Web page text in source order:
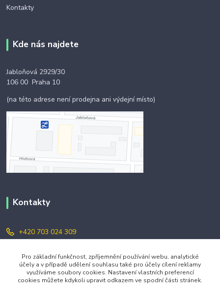
Kontakty
Kde nás najdete
Jabloňová 2929/30
106 00 Praha 10
(na této adrese není prodejna ani výdejní místo)
Kontakty
+420 703 024 309
objednavky@zavazuj.cz
Pro základní funkčnost, zpříjemnění používání webu, analytické
účely a v případě udělení souhlasu také pro účely cílení reklamy
využíváme soubory cookies. Nastavení vlastních preferencí
cookies můžete kdykoli upravit odkazem ve spodní části stránek.